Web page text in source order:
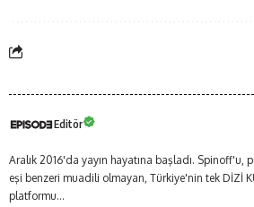
Editör
Aralık 2016'da yayın hayatına başladı. Spinoff'u,
eşi benzeri muadili olmayan, Türkiye'nin tek DİZİ
platformu...